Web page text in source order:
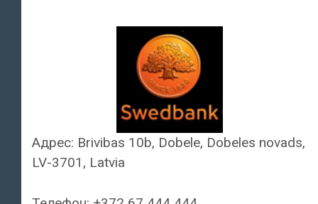
Адрес: Brivibas 10b, Dobele, Dobeles novads,
LV-3701, Latvia